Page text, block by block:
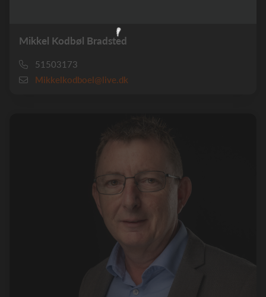
Mikkel Kodbøl Bradsted
51503173
Mikkelkodboel@live.dk